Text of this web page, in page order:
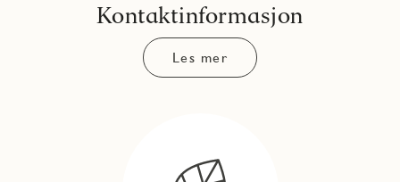
Kontaktinformasjon
Les mer